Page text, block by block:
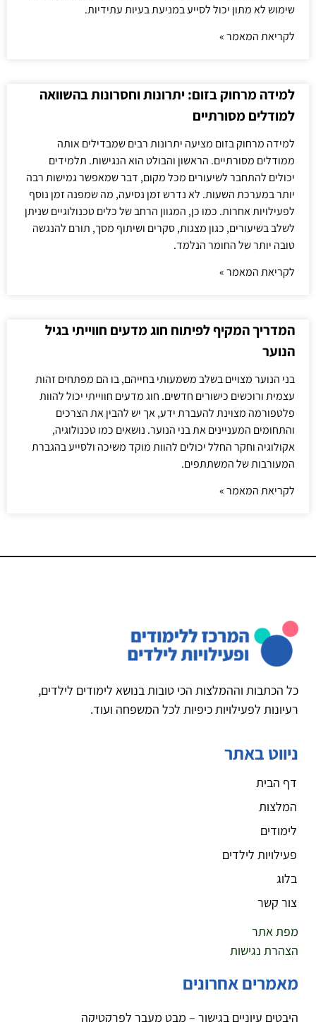
שימוש לא מתון יכול לסייע במניעת בעיות עתידיות.
לקריאת המאמר »
למידה מרחוק בזום: יתרונות וחסרונות בהשוואה
למודלים מסורתיים
למידה מרחוק בזום מציעה יתרונות רבים שמבדילים אותה
ממודלים מסורתיים. הראשון והבולט הוא הנגישות. תלמידים
יכולים להתחבר לשיעורים מכל מקום, דבר שמאפשר גמישות רבה
יותר במערכת השעות. לא נדרש זמן נסיעה, מה שמפנה זמן נוסף
לפעילויות אחרות. כמו כן, המגוון הרחב של כלים טכנולוגיים שניתן
לשלב בשיעורים, כגון מצגות, סקרים ושיתוף מסך, תורם להנגשה
טובה יותר של החומר הנלמד.
לקריאת המאמר »
המדריך המקיף לפיתוח חוג מדעים חווייתי בגיל
הנוער
בני הנוער מצויים בשלב משמעותי בחייהם, בו הם מפתחים זהות
עצמית ורוכשים כישורים חדשים. חוג מדעים חווייתי יכול להוות
פלטפורמה מצוינת להעברת ידע, אך יש להבין את הצרכים
והתחומים המעניינים את בני הנוער. נושאים כמו טכנולוגיה,
אקולוגיה וחקר החלל יכולים להוות מוקד משיכה ולסייע בהגברת
המעורבות של המשתתפים.
לקריאת המאמר »
כל הכתבות וההמלצות הכי טובות בנושא לימודים לילדים,
רעיונות לפעילויות כיפיות לכל המשפחה ועוד.
ניווט באתר
דף הבית
המלצות
לימודים
פעילויות לילדים
בלוג
צור קשר
מפת אתר
הצהרת נגישות
מאמרים אחרונים
היבטים עיוניים בגישור – מבט מעבר לפרקטיקה